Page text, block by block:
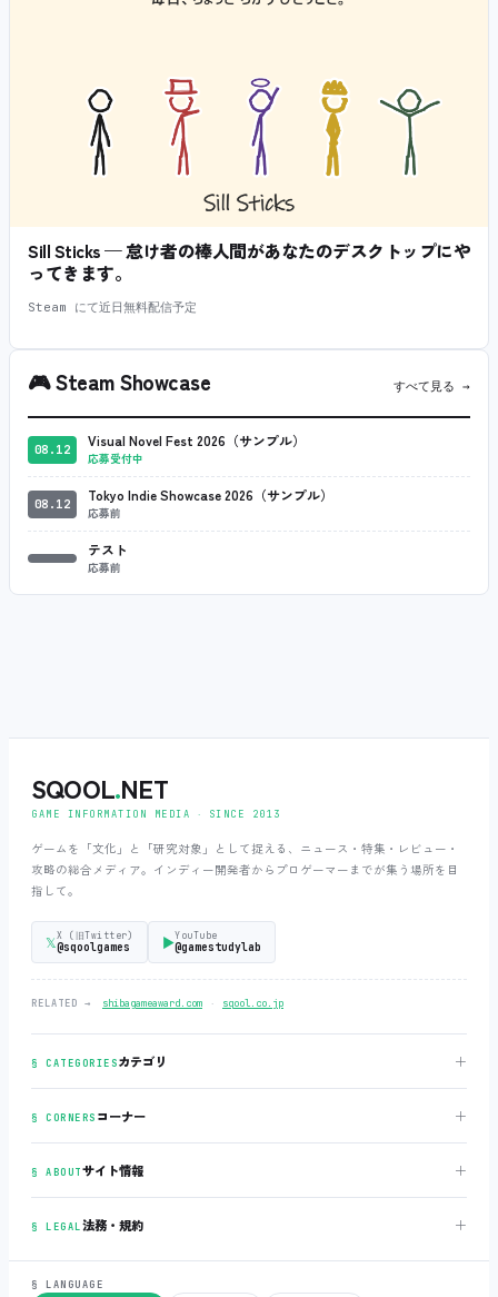
Sill Sticks — 怠け者の棒人間があなたのデスクトップにや
ってきます。
Steam にて近日無料配信予定
🎮Steam Showcase すべて見る →
08.12 Visual Novel Fest 2026（サンプル）
応募受付中
08.12 Tokyo Indie Showcase 2026（サンプル）
応募前
テスト
応募前
SQOOL.NET
GAME INFORMATION MEDIA ‧ SINCE 2013
ゲームを「文化」と「研究対象」として捉える、ニュース・特集・レビュー・
攻略の総合メディア。インディー開発者からプロゲーマーまでが集う場所を目
指して。
𝕏X (旧Twitter)
@sqoolgames ▶YouTube
@gamestudylab
RELATED → shibagameaward.com ‧ sqool.co.jp
§ CATEGORIESカテゴリ ＋
§ CORNERS コーナー ＋
§ ABOUTサイト情報 ＋
§ LEGAL法務・規約 ＋
§ LANGUAGE